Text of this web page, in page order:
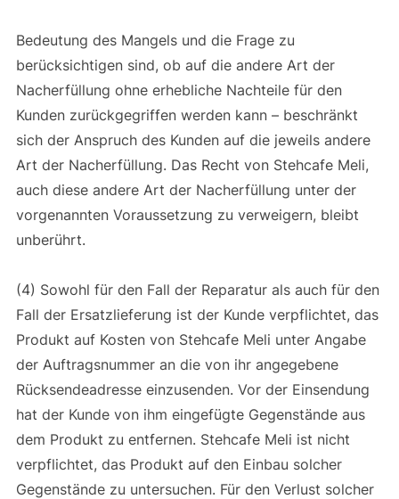
Bedeutung des Mangels und die Frage zu
berücksichtigen sind, ob auf die andere Art der
Nacherfüllung ohne erhebliche Nachteile für den
Kunden zurückgegriffen werden kann – beschränkt
sich der Anspruch des Kunden auf die jeweils andere
Art der Nacherfüllung. Das Recht von Stehcafe Meli,
auch diese andere Art der Nacherfüllung unter der
vorgenannten Voraussetzung zu verweigern, bleibt
unberührt.
(4) Sowohl für den Fall der Reparatur als auch für den
Fall der Ersatzlieferung ist der Kunde verpflichtet, das
Produkt auf Kosten von Stehcafe Meli unter Angabe
der Auftragsnummer an die von ihr angegebene
Rücksendeadresse einzusenden. Vor der Einsendung
hat der Kunde von ihm eingefügte Gegenstände aus
dem Produkt zu entfernen. Stehcafe Meli ist nicht
verpflichtet, das Produkt auf den Einbau solcher
Gegenstände zu untersuchen. Für den Verlust solcher